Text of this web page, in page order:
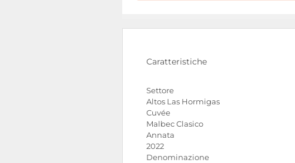
Caratteristiche
Settore
Altos Las Hormigas
Cuvée
Malbec Clasico
Annata
2022
Denominazione